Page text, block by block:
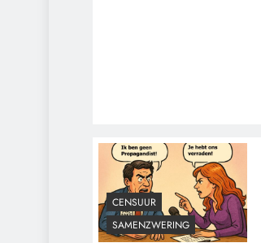
CENSUUR
SAMENZWERING